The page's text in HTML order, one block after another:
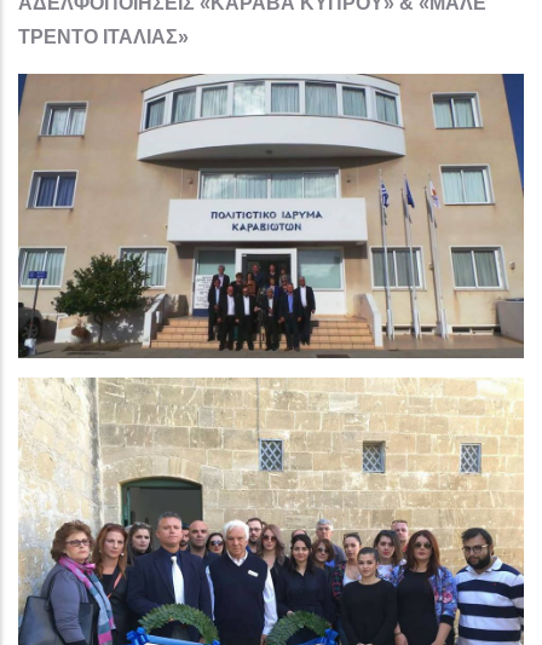
ΤΡΕΝΤΟ ΙΤΑΛΙΑΣ»